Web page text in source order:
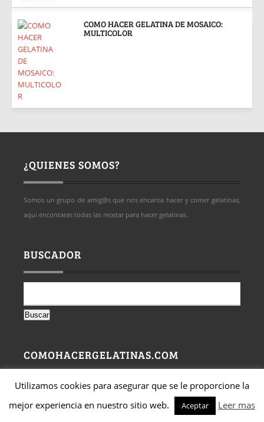
COMO HACER GELATINA DE MOSAICO:
MULTICOLOR
¿QUIENES SOMOS?
Somos un grupo de amig@s que nos encanta hacer y comer gelatinas,
aqui encontaras todas las recetar para hacer gelatinas.
BUSCADOR
COMOHACERGELATINAS.COM
Utilizamos cookies para asegurar que se le proporcione la
mejor experiencia en nuestro sitio web.
Aceptar Leer mas